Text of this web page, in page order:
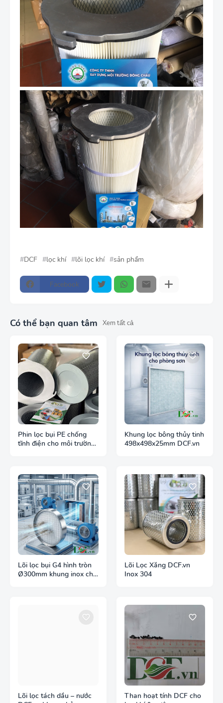
DCF lọc khí lõi lọc khí sản phẩm
Facebook
Có thể bạn quan tâm Xem tất cả
Phin lọc bụi PE chống
tĩnh điện cho môi trường
Khung lọc bông thủy tinh
498x498x25mm DCF.vn
Lõi lọc bụi G4 hình tròn
Ø300mm khung inox cho
Lõi Lọc Xăng DCF.vn
Inox 304
Lõi lọc tách dầu – nước
Than hoạt tính DCF cho